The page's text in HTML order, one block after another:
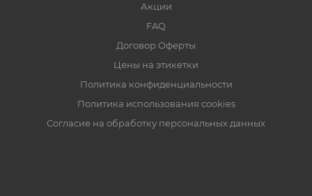
Акции
FAQ
Договор Оферты
Цены на этикетки
Политика конфиденциальности
Политика использования cookies
Согласие на обработку персональных данных